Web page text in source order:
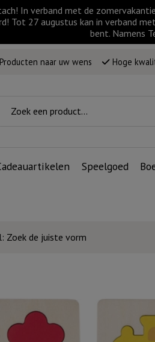
In verband met de
Tot 27 augustus kan in verband
bent. Namens
Producten naar uw wens Hoge
Speelgoed
Zoek de juiste vorm